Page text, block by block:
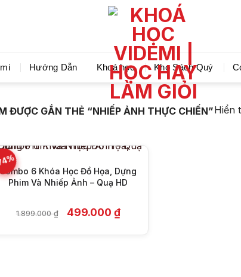
Videmi giúp bạn học tiết kiệm và tiến
Hướng Dẫn Khoá học Kho Sách Quý
ĐƯỢC GẮN THẺ “NHIẾP ẢNH THỰC CHIẾN”Hiển
Combo 6 Khóa Học Đồ Họa, Dựng
Phim Và Nhiếp Ảnh – Quạ HD
1.899.000₫ Giá
499.000 ₫Giá
hiện